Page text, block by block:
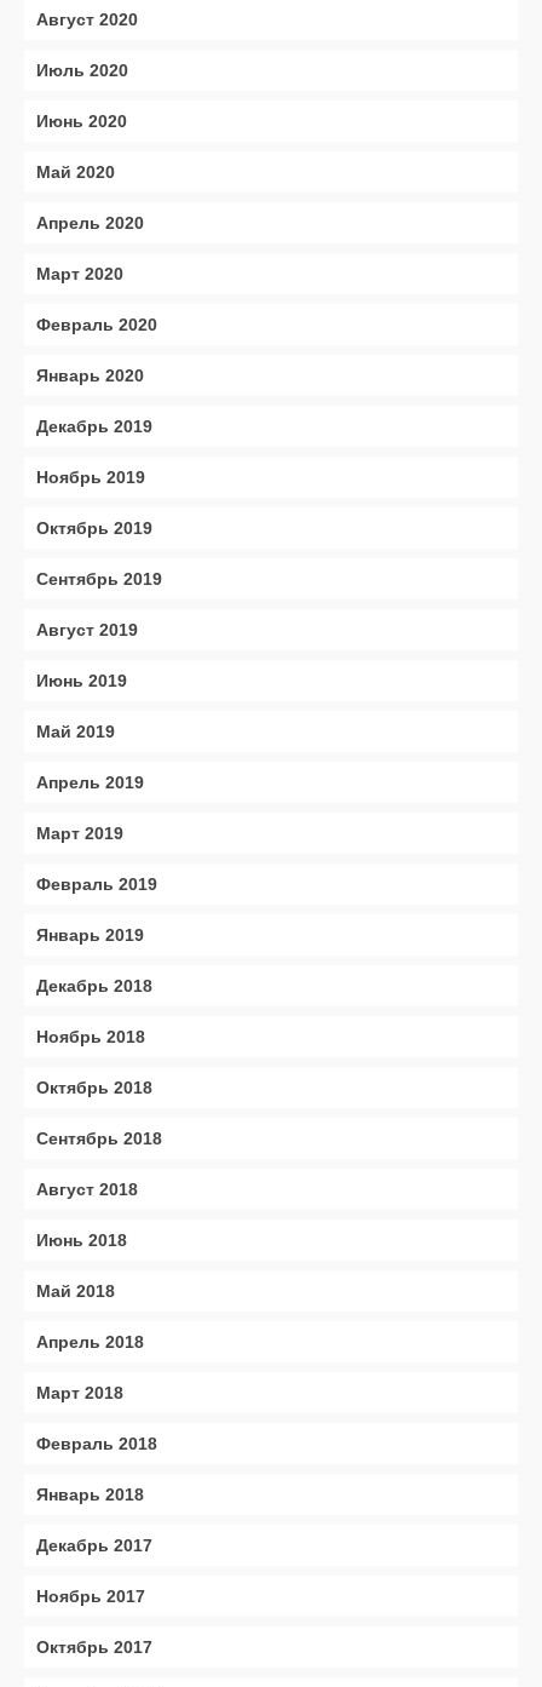
Август 2020
Июль 2020
Июнь 2020
Май 2020
Апрель 2020
Март 2020
Февраль 2020
Январь 2020
Декабрь 2019
Ноябрь 2019
Октябрь 2019
Сентябрь 2019
Август 2019
Июнь 2019
Май 2019
Апрель 2019
Март 2019
Февраль 2019
Январь 2019
Декабрь 2018
Ноябрь 2018
Октябрь 2018
Сентябрь 2018
Август 2018
Июнь 2018
Май 2018
Апрель 2018
Март 2018
Февраль 2018
Январь 2018
Декабрь 2017
Ноябрь 2017
Октябрь 2017